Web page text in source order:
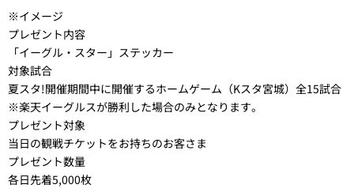
※イメージ
プレゼント内容
「イーグル・スター」ステッカー
対象試合
夏スタ!開催期間中に開催するホームゲーム（Kスタ宮城）全15試合
※楽天イーグルスが勝利した場合のみとなります。
プレゼント対象
当日の観戦チケットをお持ちのお客さま
プレゼント数量
各日先着5,000枚